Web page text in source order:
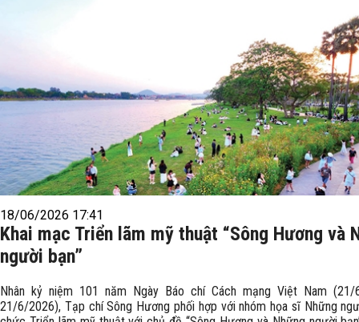
18/06/2026 17:41
Khai mạc Triển lãm mỹ thuật “Sông Hương và
người bạn”
Nhân kỷ niệm 101 năm Ngày Báo chí Cách mạng Việt Nam
21/6/2026), Tạp chí Sông Hương phối hợp với nhóm họa sĩ Những